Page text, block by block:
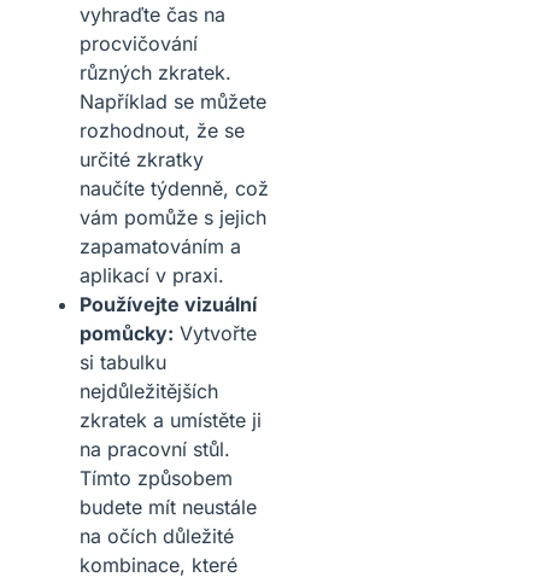
vyhraďte čas na
procvičování
různých zkratek.
Například se můžete
rozhodnout, že se
určité zkratky
naučíte týdenně, což
vám pomůže s jejich
zapamatováním a
aplikací v praxi.
Používejte vizuální
pomůcky: Vytvořte
si tabulku
nejdůležitějších
zkratek a umístěte ji
na pracovní stůl.
Tímto způsobem
budete mít neustále
na očích důležité
kombinace, které